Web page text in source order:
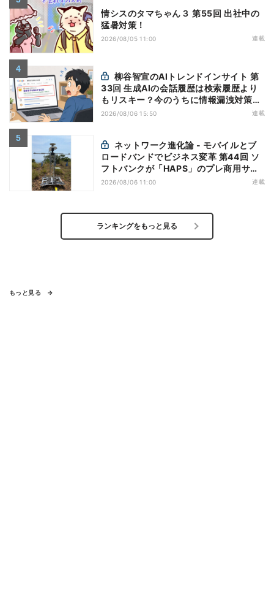
情シスのタマちゃん３ 第55回 出社中の
猛暑対策！
2026/08/05 11:00 連載
33回 生成AIの会話履歴は検索履歴より
もリスキー？今のうちに情報漏洩対策を
万全にしておこう
2026/08/06 15:50 連載
ロードバンドでビジネス変革 第44回 ソ
フトバンクが「HAPS」のプレ商用サー
ビス開始を表明、本格的な商用展開のめ
2026/08/06 11:00 連載
ランキングをもっと見る
もっと見る